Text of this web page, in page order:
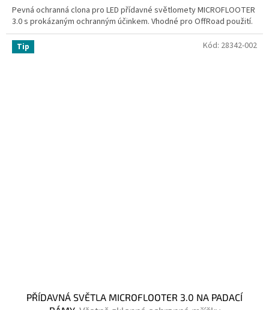
Pevná ochranná clona pro LED přídavné světlomety MICROFLOOTER
3.0 s prokázaným ochranným účinkem. Vhodné pro OffRoad použití.
Tip
PŘÍDAVNÁ SVĚTLA MICROFLOOTER 3.0 NA PADACÍ
Kód: 28342-002